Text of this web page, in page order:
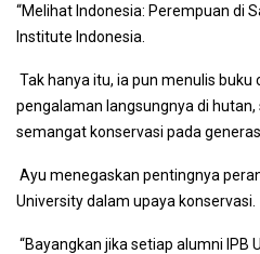
“Melihat Indonesia: Perempuan di
Institute Indonesia.
Tak hanya itu, ia pun menulis
pengalaman langsungnya di
semangat konservasi pada
Ayu menegaskan pentingnya
University dalam upaya konservasi.
“Bayangkan jika setiap alumni IPB